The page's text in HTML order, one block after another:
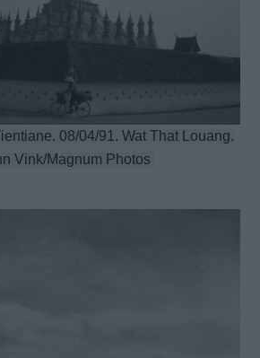
08/04/91. Wat That Louang.
Vink/Magnum Photos